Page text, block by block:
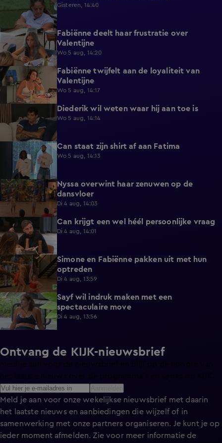
Gisteren, 14:40
0:29
Fabiënne deelt haar frustratie over
Valentijne
Wo 5 aug, 14:20
0:58
Fabiënne twijfelt aan de loyaliteit van
Valentijne
Wo 5 aug, 14:17
Diederik wil weten waar hij aan toe is
Wo 5 aug, 14:14
Can staat zijn shirt af aan Fatima
Wo 5 aug, 14:13
0:35
Nyssa overwint haar zenuwen op de
dansvloer
Di 4 aug, 14:03
0:34 Can krijgt een wel héél persoonlijke vraag
Di 4 aug, 14:01
0:34
Simone en Fabiënne pakken uit met hun
optreden
Di 4 aug, 13:59
0:41
Sayf wil indruk maken met een
spectaculaire move
Di 4 aug, 13:56
Ontvang de KIJK-nieuwsbrief
Meld je aan voor onze wekelijkse nieuwsbrief met daarin
het laatste nieuws en aanbiedingen die wijzelf of in
samenwerking met onze partners organiseren. Je kunt je op
ieder moment afmelden. Zie voor meer informatie de